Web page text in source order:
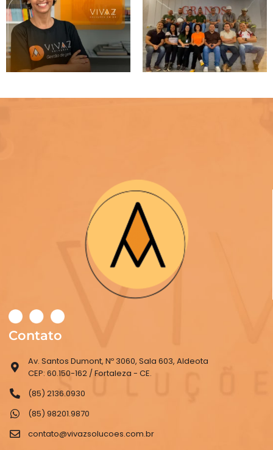
Contato
Av. Santos Dumont, Nº 3060, Sala 603, Aldeota
CEP: 60.150-162 / Fortaleza - CE.
(85) 2136.0930
(85) 98201.9870
contato@vivazsolucoes.com.br